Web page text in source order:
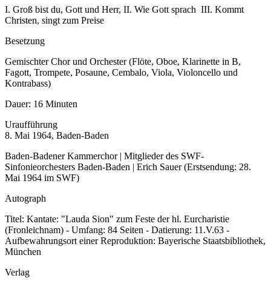
I. Groß bist du, Gott und Herr, II. Wie Gott sprach III. Kommt
Christen, singt zum Preise
Besetzung
Gemischter Chor und Orchester (Flöte, Oboe, Klarinette in B,
Fagott, Trompete, Posaune, Cembalo, Viola, Violoncello und
Kontrabass)
Dauer: 16 Minuten
Uraufführung
8. Mai 1964, Baden-Baden
Baden-Badener Kammerchor | Mitglieder des SWF-
Sinfonieorchesters Baden-Baden | Erich Sauer (Erstsendung: 28.
Mai 1964 im SWF)
Autograph
Titel: Kantate: "Lauda Sion" zum Feste der hl. Eurcharistie
(Fronleichnam) - Umfang: 84 Seiten - Datierung: 11.V.63 -
Aufbewahrungsort einer Reproduktion: Bayerische Staatsbibliothek,
München
Verlag